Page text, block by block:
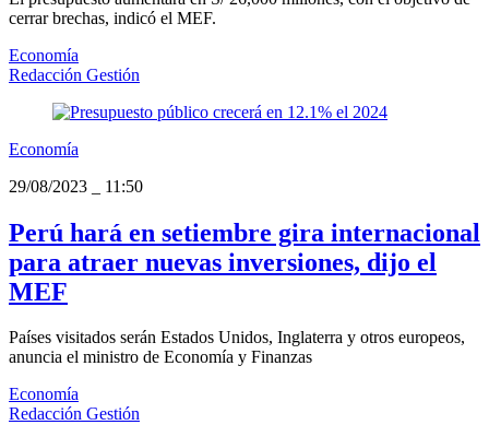
cerrar brechas, indicó el MEF.
Economía
Redacción Gestión
Economía
29/08/2023
11:50
Perú hará en setiembre gira internacional
para atraer nuevas inversiones, dijo el
MEF
Países visitados serán Estados Unidos, Inglaterra y otros europeos,
anuncia el ministro de Economía y Finanzas
Economía
Redacción Gestión